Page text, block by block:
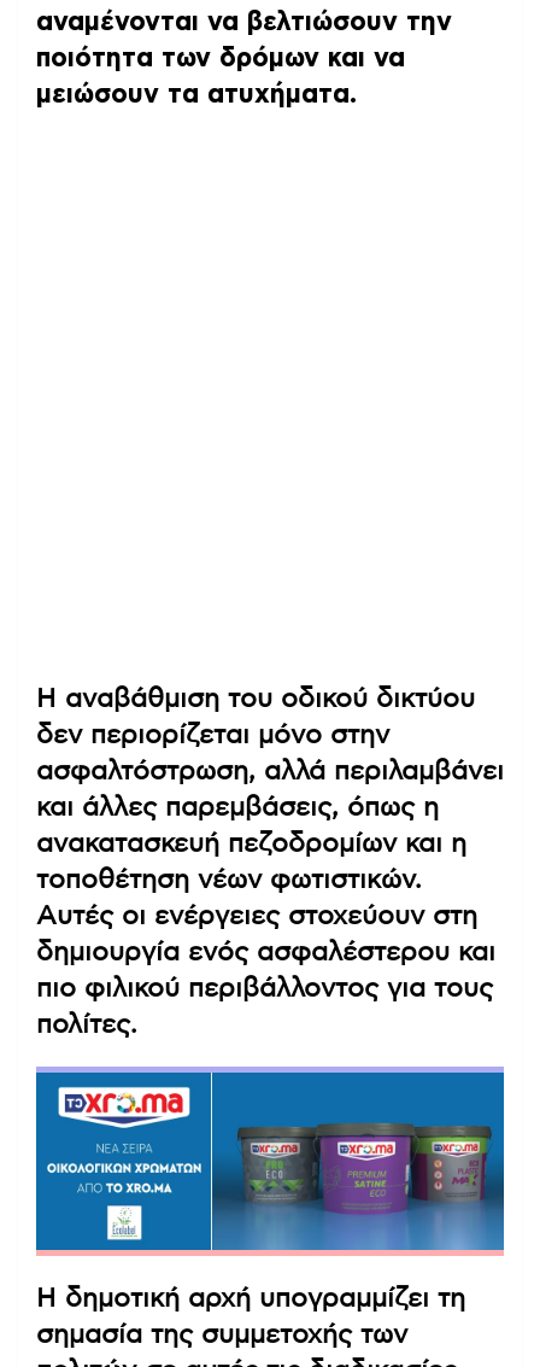
αναμένονται να βελτιώσουν την
ποιότητα των δρόμων και να
μειώσουν τα ατυχήματα.
Η αναβάθμιση του οδικού δικτύου
δεν περιορίζεται μόνο στην
ασφαλτόστρωση, αλλά περιλαμβάνει
και άλλες παρεμβάσεις, όπως η
ανακατασκευή πεζοδρομίων και η
τοποθέτηση νέων φωτιστικών.
Αυτές οι ενέργειες στοχεύουν στη
δημιουργία ενός ασφαλέστερου και
πιο φιλικού περιβάλλοντος για τους
πολίτες.
Η δημοτική αρχή υπογραμμίζει τη
σημασία της συμμετοχής των